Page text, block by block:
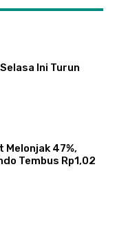
Ini Turun
Melonjak 47%,
Tembus Rp1,02